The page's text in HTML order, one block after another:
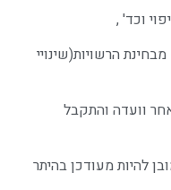
וכד' ,
הרשויות(שינויי
וועדה והתקבל
להיות מעודכן בהיתר